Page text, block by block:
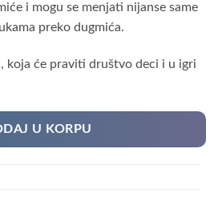
i mogu se menjati nijanse same
preko dugmića.
koja će praviti društvo deci i u igri
U KORPU